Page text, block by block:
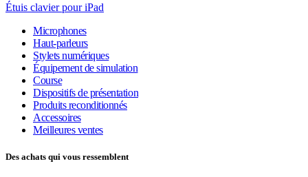
Étuis clavier pour iPad
Microphones
Haut-parleurs
Stylets numériques
Équipement de simulation
Course
Dispositifs de présentation
Produits reconditionnés
Accessoires
Meilleures ventes
Des achats qui vous ressemblent